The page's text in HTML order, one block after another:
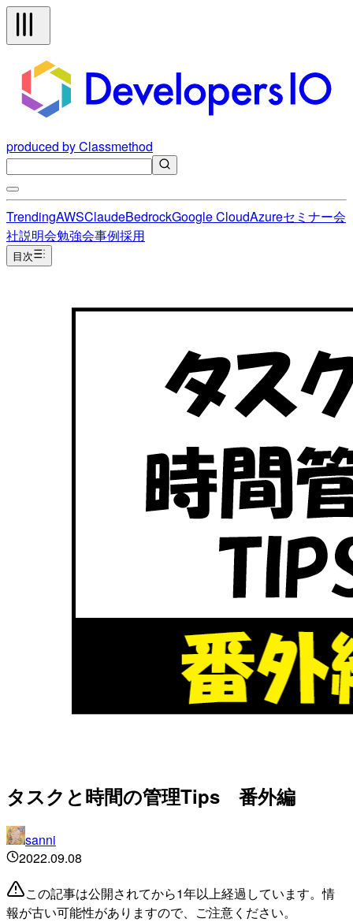
produced by Classmethod
TrendingAWSClaudeBedrockGoogle CloudAzureセミナー会
社説明会勉強会事例採用
目次
タスクと時間の管理Tips 番外編
sanni
2022.09.08
この記事は公開されてから1年以上経過しています。情
報が古い可能性がありますので、ご注意ください。